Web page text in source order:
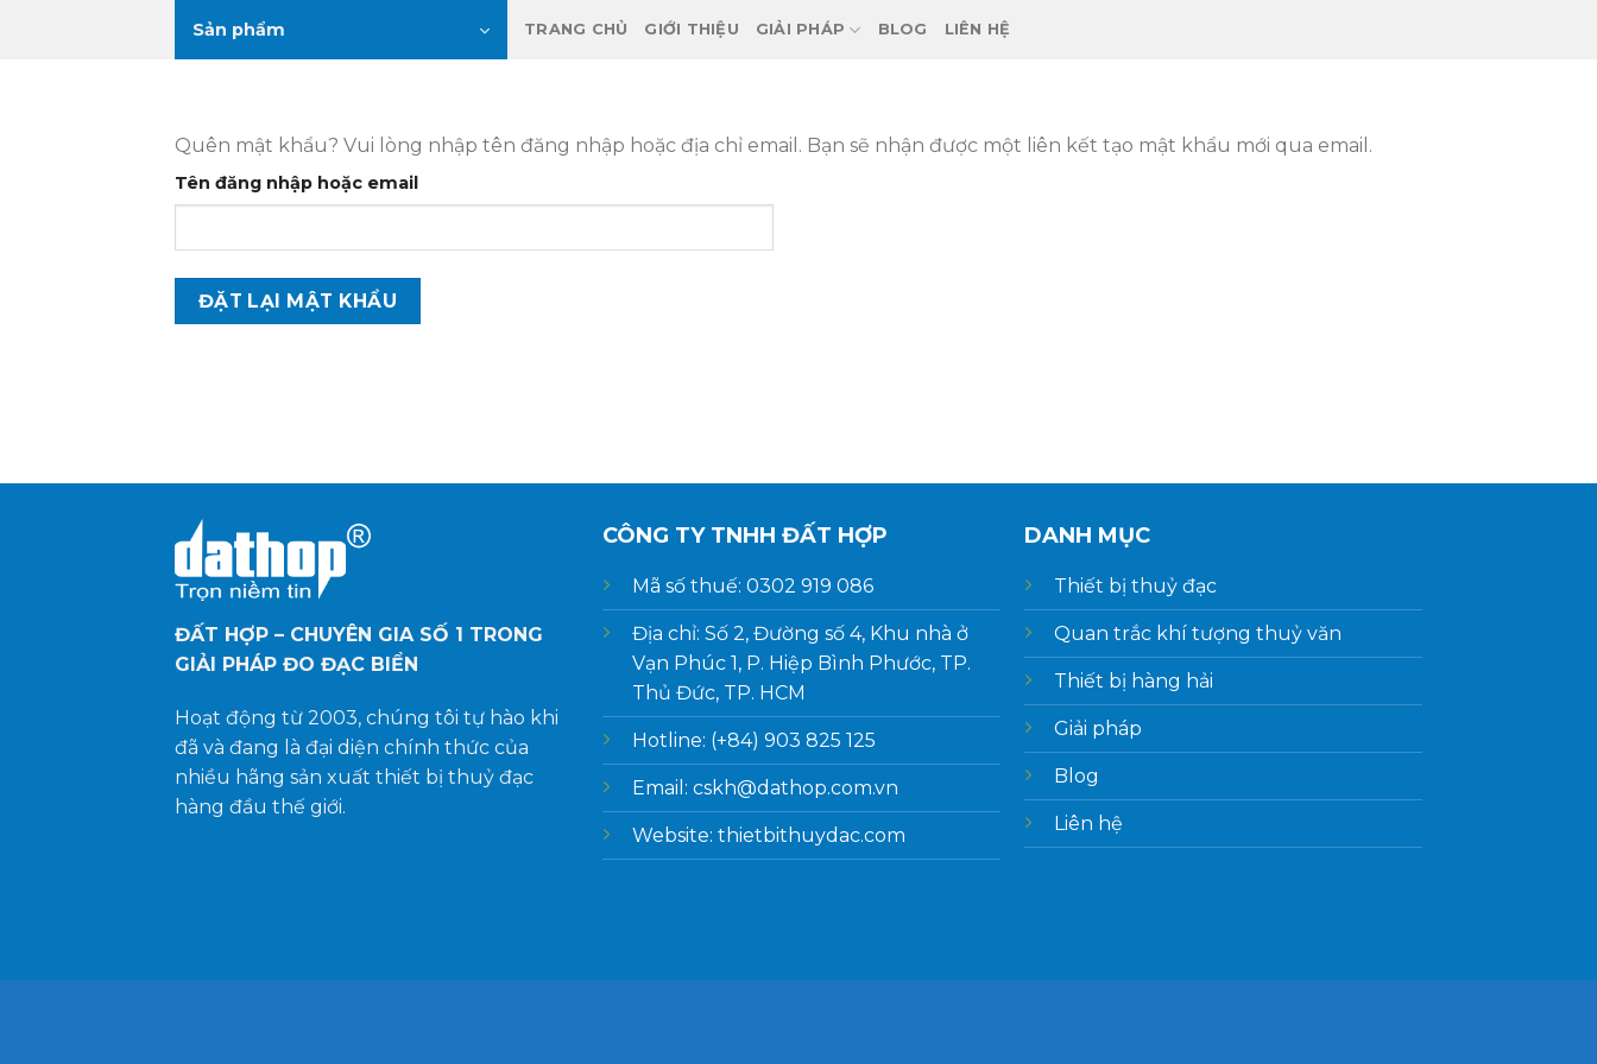
Sản phẩm TRANG CHỦ GIỚI THIỆU GIẢI PHÁP BLOG LIÊN HỆ
Quên mật khẩu? Vui lòng nhập tên đăng nhập hoặc địa chỉ email. Bạn sẽ nhận được một liên kết tạo mật khẩu mới qua email.
Tên đăng nhập hoặc email
ĐẶT LẠI MẬT KHẨU
ĐẤT HỢP – CHUYÊN GIA SỐ 1 TRONG
GIẢI PHÁP ĐO ĐẠC BIỂN
Hoạt động từ 2003, chúng tôi tự hào khi
đã và đang là đại diện chính thức của
nhiều hãng sản xuất thiết bị thuỷ đạc
hàng đầu thế giới.
CÔNG TY TNHH ĐẤT HỢP
Mã số thuế: 0302 919 086
Địa chỉ: Số 2, Đường số 4, Khu nhà ở
Vạn Phúc 1, P. Hiệp Bình Phước, TP.
Thủ Đức, TP. HCM
Hotline: (+84) 903 825 125
Email: cskh@dathop.com.vn
Website: thietbithuydac.com
DANH MỤC
Thiết bị thuỷ đạc
Quan trắc khí tượng thuỷ văn
Thiết bị hàng hải
Giải pháp
Blog
Liên hệ